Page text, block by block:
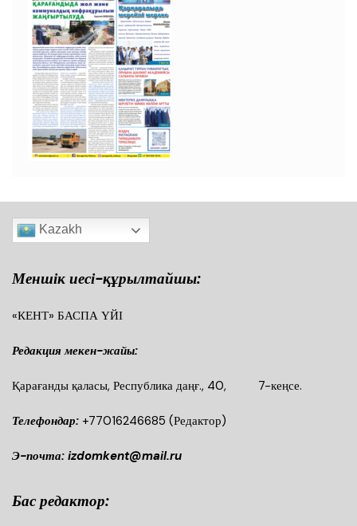
Kazakh
Меншік иесі-құрылтайшы:
«КЕНТ» БАСПА ҮЙІ
Редакция мекен-жайы:
Қарағанды қаласы, Республика даңғ., 40, 7-кеңсе.
Телефондар: +77016246685 (Редактор)
Э-почта: izdomkent@mail.ru
Бас редактор: